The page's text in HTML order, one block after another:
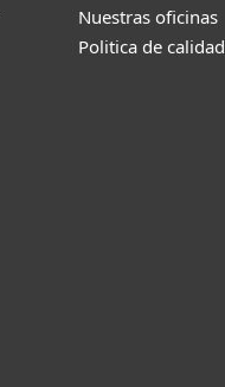
Nuestras oficinas
Politica de calidad